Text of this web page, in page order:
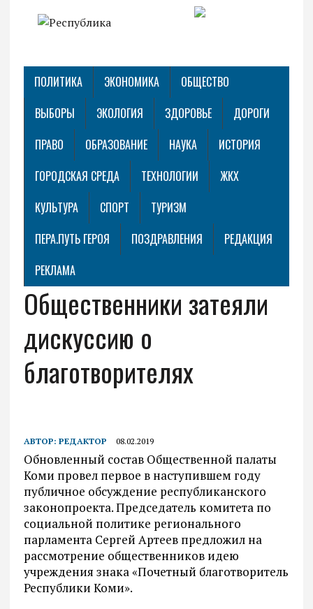
ПОЛИТИКА ЭКОНОМИКА
ОБЩЕСТВО
ВЫБОРЫ
ЭКОЛОГИЯ ЗДОРОВЬЕ
ДОРОГИ
ПРАВО
ОБРАЗОВАНИЕ НАУКА
ИСТОРИЯ
ГОРОДСКАЯ СРЕДА
ТЕХНОЛОГИИ
ЖКХ
КУЛЬТУРА
СПОРТ
ТУРИЗМ
ПЕРА.ПУТЬ ГЕРОЯ
ПОЗДРАВЛЕНИЯ
РЕДАКЦИЯ
РЕКЛАМА
Общественники затеяли
дискуссию о
благотворителях
АВТОР: РЕДАКТОР 08.02.2019
Обновленный состав Общественной палаты
Коми провел первое в наступившем году
публичное обсуждение республиканского
законопроекта. Председатель комитета по
социальной политике регионального
парламента Сергей Артеев предложил на
рассмотрение общественников идею
учреждения знака «Почетный благотворитель
Республики Коми».